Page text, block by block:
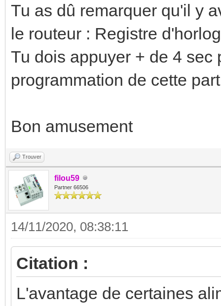
Tu as dû remarquer qu'il y
le routeur : Registre
Tu dois appuyer + de 4 sec
programmation de cette
Bon amusement
Trouver
filou59
Partner 66506
14/11/2020, 08:38:11
Citation :
L'avantage de certaines